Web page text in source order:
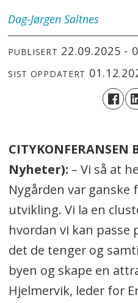
Dag-Jørgen Saltnes
PUBLISERT 22.09.2025 -
SIST OPPDATERT
CITYKONFERANSEN
Nyheter): – Vi så at
Nygården var
utvikling. Vi la en
hvordan vi kan passe
det de tenger og
byen og skape en
Hjelmervik, leder for